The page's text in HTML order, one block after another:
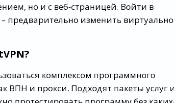
но и с веб-страницей. Войти в
предварительно изменить
комплексом программного
ВПН и прокси. Подходят пакеты услуг